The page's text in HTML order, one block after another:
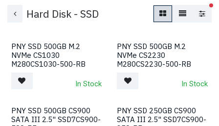
Hard Disk - SSD
PNY SSD 500GB M.2
NVMe CS1030
M280CS1030-500-RB
In Stock
PNY SSD 500GB M.2
NVMe CS2230
M280CS2230-500-RB
In Stock
PNY SSD 500GB CS900
SATA III 2.5" SSD7CS900-
PNY SSD 250GB CS900
SATA III 2.5" SSD7CS900-